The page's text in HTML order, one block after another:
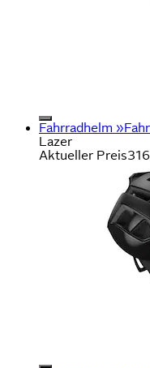
Fahrradhelm
Lazer
Aktueller Preis